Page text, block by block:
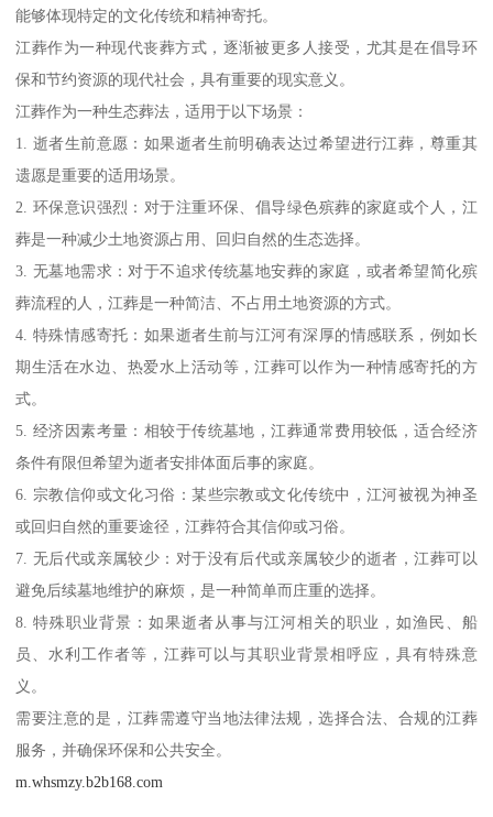
能够体现特定的文化传统和精神寄托。
江葬作为一种现代丧葬方式，逐渐被更多人接受，尤其是在倡导环
保和节约资源的现代社会，具有重要的现实意义。
江葬作为一种生态葬法，适用于以下场景：
1. 逝者生前意愿：如果逝者生前明确表达过希望进行江葬，尊重其
遗愿是重要的适用场景。
2. 环保意识强烈：对于注重环保、倡导绿色殡葬的家庭或个人，江
葬是一种减少土地资源占用、回归自然的生态选择。
3. 无墓地需求：对于不追求传统墓地安葬的家庭，或者希望简化殡
葬流程的人，江葬是一种简洁、不占用土地资源的方式。
4. 特殊情感寄托：如果逝者生前与江河有深厚的情感联系，例如长
期生活在水边、热爱水上活动等，江葬可以作为一种情感寄托的方
式。
5. 经济因素考量：相较于传统墓地，江葬通常费用较低，适合经济
条件有限但希望为逝者安排体面后事的家庭。
6. 宗教信仰或文化习俗：某些宗教或文化传统中，江河被视为神圣
或回归自然的重要途径，江葬符合其信仰或习俗。
7. 无后代或亲属较少：对于没有后代或亲属较少的逝者，江葬可以
避免后续墓地维护的麻烦，是一种简单而庄重的选择。
8. 特殊职业背景：如果逝者从事与江河相关的职业，如渔民、船
员、水利工作者等，江葬可以与其职业背景相呼应，具有特殊意
义。
需要注意的是，江葬需遵守当地法律法规，选择合法、合规的江葬
服务，并确保环保和公共安全。
m.whsmzy.b2b168.com